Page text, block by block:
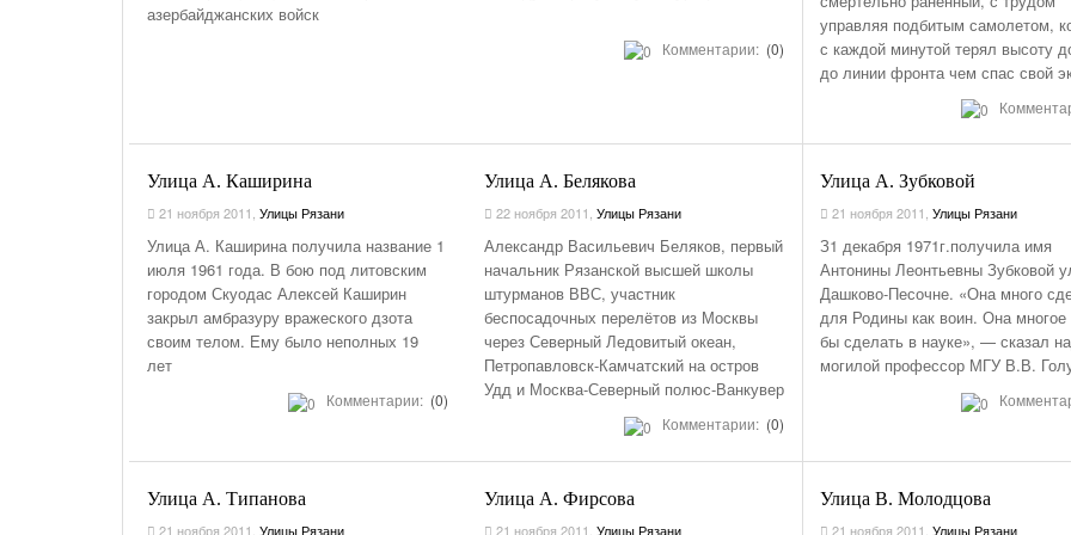
На Газонах Рязани
Сухогрузный Контейнер 10 Футов: Технические
Характеристики И Габариты
С Начала Года 11680 Нарушителей Привлечены
К Административной Ответственности За
- 233 дня назад
Южного Обхода Рязани - 285 дней назад
Снижать Аварийность С Участием Диких
Животных На Автодорогах Будут С Помощью
- 2188 дней назад
Своим S-Class - 1657 дней назад
Смотреть Все
дней назад
АКСЕССУАРЫ
ПРАВО
GPS НАВИГАЦИЯ
ВСЯЧИНА
КАТАЛОГ
РЯЗАНСКИХ ФИРМ
ПРОКАТ АВТО
АВТОМАГАЗИНЫ
ШИНОМОНТАЖИ
ТАКСИ РЯЗАНИ.
азербайджанских войск
Комментарии: (0)
управляя подбитым самолетом,
с каждой минутой терял высоту
до линии фронта чем спас свой
Улица А. Каширина
21 ноября 2011, Улицы Рязани
Улица А. Каширина получила название 1
июля 1961 года. В бою под литовским
городом Скуодас Алексей Каширин
закрыл амбразуру вражеского дзота
своим телом. Ему было неполных 19
лет
Комментарии: (0)
Улица А. Белякова
22 ноября 2011, Улицы Рязани
Александр Васильевич Беляков, первый
начальник Рязанской высшей школы
штурманов ВВС, участник
беспосадочных перелётов из Москвы
через Северный Ледовитый океан,
Петропавловск-Камчатский на остров
Удд и Москва-Северный полюс-Ванкувер
Комментарии: (0)
Улица А. Зубковой
21 ноября 2011,Улицы Рязани
З1 декабря 1971г.получила имя
Антонины Леонтьевны Зубковой
Дашково-Песочне. «Она много
для Родины как воин. Она многое
бы сделать в науке», — сказал
могилой профессор МГУ В.В.
Улица А. Типанова
21 ноября 2011 Улицы Рязани
Улица А. Фирсова
21 ноября 2011 Улицы Рязани
Улица В. Молодцова
21 ноября 2011 ,Улицы Рязани